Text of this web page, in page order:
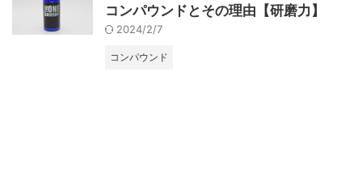
コンパウンドとその理由【研磨力】
2024/2/7
コンパウンド